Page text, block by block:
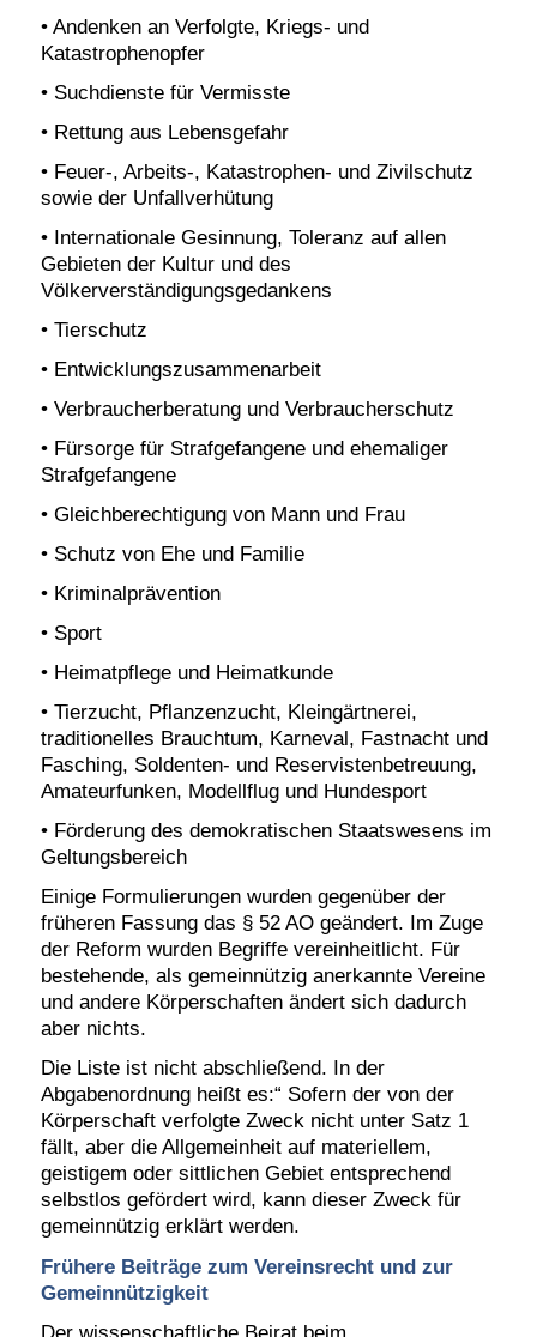
• Andenken an Verfolgte, Kriegs- und
Katastrophenopfer
• Suchdienste für Vermisste
• Rettung aus Lebensgefahr
• Feuer-, Arbeits-, Katastrophen- und Zivilschutz
sowie der Unfallverhütung
• Internationale Gesinnung, Toleranz auf allen
Gebieten der Kultur und des
Völkerverständigungsgedankens
• Tierschutz
• Entwicklungszusammenarbeit
• Verbraucherberatung und Verbraucherschutz
• Fürsorge für Strafgefangene und ehemaliger
Strafgefangene
• Gleichberechtigung von Mann und Frau
• Schutz von Ehe und Familie
• Kriminalprävention
• Sport
• Heimatpflege und Heimatkunde
• Tierzucht, Pflanzenzucht, Kleingärtnerei,
traditionelles Brauchtum, Karneval, Fastnacht und
Fasching, Soldenten- und Reservistenbetreuung,
Amateurfunken, Modellflug und Hundesport
• Förderung des demokratischen Staatswesens im
Geltungsbereich
Einige Formulierungen wurden gegenüber der
früheren Fassung das § 52 AO geändert. Im Zuge
der Reform wurden Begriffe vereinheitlicht. Für
bestehende, als gemeinnützig anerkannte Vereine
und andere Körperschaften ändert sich dadurch
aber nichts.
Die Liste ist nicht abschließend. In der
Abgabenordnung heißt es:“ Sofern der von der
Körperschaft verfolgte Zweck nicht unter Satz 1
fällt, aber die Allgemeinheit auf materiellem,
geistigem oder sittlichen Gebiet entsprechend
selbstlos gefördert wird, kann dieser Zweck für
gemeinnützig erklärt werden.
Frühere Beiträge zum Vereinsrecht und zur
Gemeinnützigkeit
Der wissenschaftliche Beirat beim